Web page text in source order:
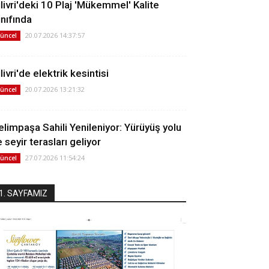
10 Plaj 'Mükemmel' Kalite
20.07.2026 14:37:57
elektrik kesintisi
20.07.2026 13:21:32
Sahili Yenileniyor: Yürüyüş yolu
seyir terasları geliyor
27.07.2026 11:54:24
1. SAYFAMIZ